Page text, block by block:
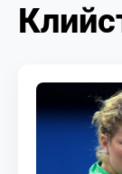
НОВОСТИ